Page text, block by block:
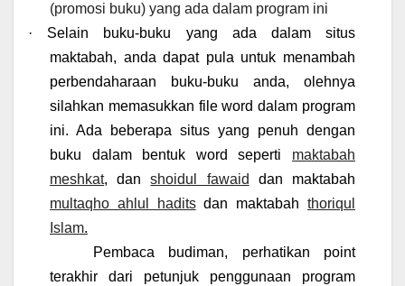
(promosi buku) yang ada dalam program ini
· Selain buku-buku yang ada dalam situs
maktabah, anda dapat pula untuk menambah
perbendaharaan buku-buku anda, olehnya
silahkan memasukkan file word dalam program
ini. Ada beberapa situs yang penuh dengan
buku dalam bentuk word seperti maktabah
meshkat, danshoidul fawaid dan maktabah
multaqho ahlul haditsdan maktabahthoriqul
Islam.
Pembaca budiman, perhatikan point
terakhir dari petunjuk penggunaan program